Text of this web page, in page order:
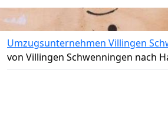
Umzugsunternehmen Villingen
von Villingen Schwenningen nach